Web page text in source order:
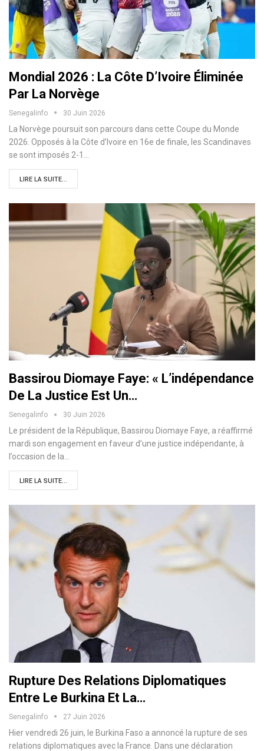
Mondial 2026 : La Côte D’Ivoire Éliminée
Par La Norvège
Senegalinfo 30 Juin 2026
La Norvège poursuit son parcours dans cette Coupe du Monde
2026. Opposés à la Côte d’Ivoire en 16e de finale, les Scandinaves
se sont imposés 2-1…
LIRE LA SUITE...
Bassirou Diomaye Faye: « L’indépendance
De La Justice Est Un…
Senegalinfo 30 Juin 2026
Le président de la République, Bassirou Diomaye Faye, a réaffirmé
mardi son engagement en faveur d’une justice indépendante, à
l’occasion de la…
LIRE LA SUITE...
Rupture Des Relations Diplomatiques
Entre Le Burkina Et La…
Senegalinfo 27 Juin 2026
Hier vendredi 26 juin, le Burkina Faso a annoncé la rupture de ses
relations diplomatiques avec la France. Dans une déclaration